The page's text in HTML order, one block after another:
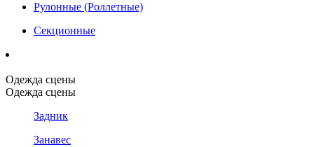
Рулонные (Роллетные)
Секционные
Одежда сцены
Одежда сцены
Задник
Занавес